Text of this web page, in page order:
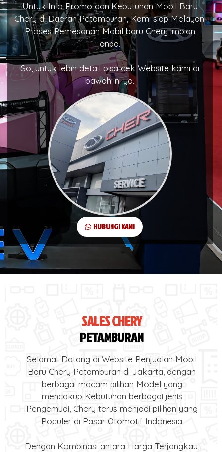
Untuk Info Promo dan Kebutuhan Mobil Baru
Chery di Daerah Petamburan, Kami siap Melayani
Proses Pemesanan Mobil baru Chery impian
anda.
So, untuk lebih detail bisa cek Website kami di
bawah ini ya.
HUBUNGI KAMI
SALES CHERY
PETAMBURAN
Selamat Datang di Website Penjualan Mobil
Baru Chery Petamburan di Jakarta, dengan
berbagai macam pilihan Model yang
mencakup Kebutuhan berbagai jenis
Pengemudi, Chery terus menjadi pilihan yang
Populer di Pasar Otomotif Indonesia
Dengan Kombinasi antara Harga Terjangkau,